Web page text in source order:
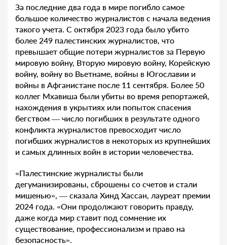
За последние два года в мире погибло самое
большое количество журналистов с начала ведения
такого учета. С октября 2023 года было убито
более 249 палестинских журналистов, что
превышает общие потери журналистов за Первую
мировую войну, Вторую мировую войну, Корейскую
войну, войну во Вьетнаме, войны в Югославии и
войны в Афганистане после 11 сентября. Более 50
коллег Мхавиша были убиты во время репортажей,
нахождения в укрытиях или попыток спасения
бегством — число погибших в результате одного
конфликта журналистов превосходит число
погибших журналистов в некоторых из крупнейших
и самых длинных войн в истории человечества.
«Палестинские журналисты были
дегуманизированы, сброшены со счетов и стали
мишенью», — сказала Хинд Хассан, лауреат премии
2024 года. «Они продолжают говорить правду,
даже когда мир ставит под сомнение их
существование, профессионализм и право на
безопасность».